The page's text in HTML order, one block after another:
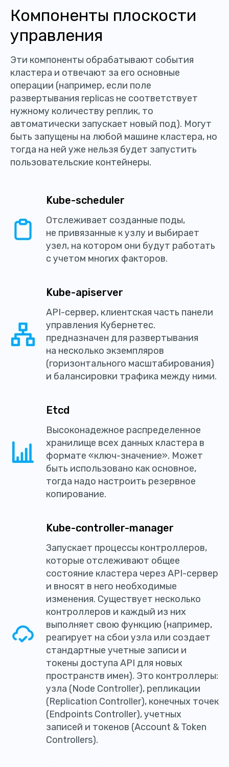
Компоненты плоскости
управления
Эти компоненты обрабатывают события
кластера и отвечают за его основные
операции (например, если поле
развертывания replicas не соответствует
нужному количеству реплик, то
автоматически запускает новый под). Могут
быть запущены на любой машине кластера, но
тогда на ней уже нельзя будет запустить
пользовательские контейнеры.
Kube-scheduler
Отслеживает созданные поды,
не привязанные к узлу и выбирает
узел, на котором они будут работать
с учетом многих факторов.
Kube-apiserver
API-сервер, клиентская часть панели
управления Кубернетес.
предназначен для развертывания
на несколько экземпляров
(горизонтального масштабирования)
и балансировки трафика между ними.
Etcd
Высоконадежное распределенное
хранилище всех данных кластера в
формате «ключ-значение». Может
быть использовано как основное,
тогда надо настроить резервное
копирование.
Kube-controller-manager
Запускает процессы контроллеров,
которые отслеживают общее
состояние кластера через API-сервер
и вносят в него необходимые
изменения. Существует несколько
контроллеров и каждый из них
выполняет свою функцию (например,
реагирует на сбои узла или создает
стандартные учетные записи и
токены доступа API для новых
пространств имен). Это контроллеры:
узла (Node Controller), репликации
(Replication Controller), конечных точек
(Endpoints Controller), учетных
записей и токенов (Account & Token
Controllers).